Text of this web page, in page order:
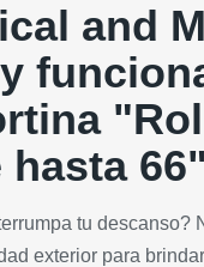
and
tu descanso?
exterior para